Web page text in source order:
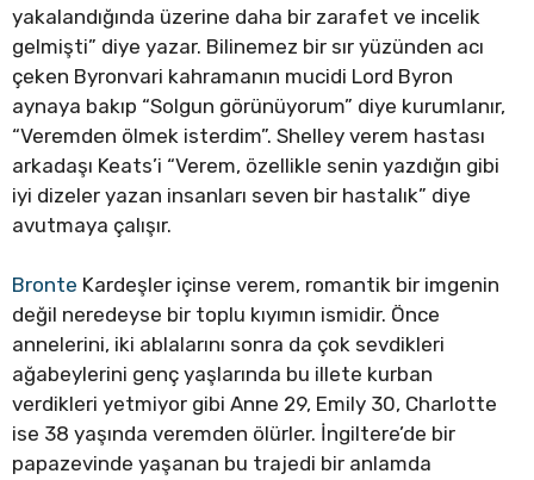
yakalandığında üzerine daha bir zarafet ve incelik
gelmişti” diye yazar. Bilinemez bir sır yüzünden acı
çeken Byronvari kahramanın mucidi Lord Byron
aynaya bakıp “Solgun görünüyorum” diye kurumlanır,
“Veremden ölmek isterdim”. Shelley verem hastası
arkadaşı Keats’i “Verem, özellikle senin yazdığın gibi
iyi dizeler yazan insanları seven bir hastalık” diye
avutmaya çalışır.
Bronte Kardeşler içinse verem, romantik bir imgenin
değil neredeyse bir toplu kıyımın ismidir. Önce
annelerini, iki ablalarını sonra da çok sevdikleri
ağabeylerini genç yaşlarında bu illete kurban
verdikleri yetmiyor gibi Anne 29, Emily 30, Charlotte
ise 38 yaşında veremden ölürler. İngiltere’de bir
papazevinde yaşanan bu trajedi bir anlamda